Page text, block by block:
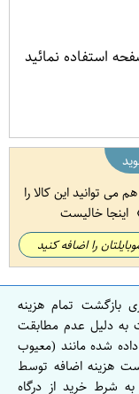
استفاده نمائید
می توانید این کالا را
اینجا خالیست
را اضافه کنید
بازگشت تمام هزینه
به دلیل عدم مطابقت
شده مانند (معیوب
هزینه اضافه توسط
شرط خرید از درگاه